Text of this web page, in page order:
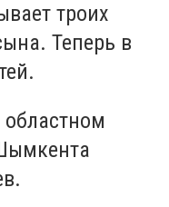
троих
Теперь в